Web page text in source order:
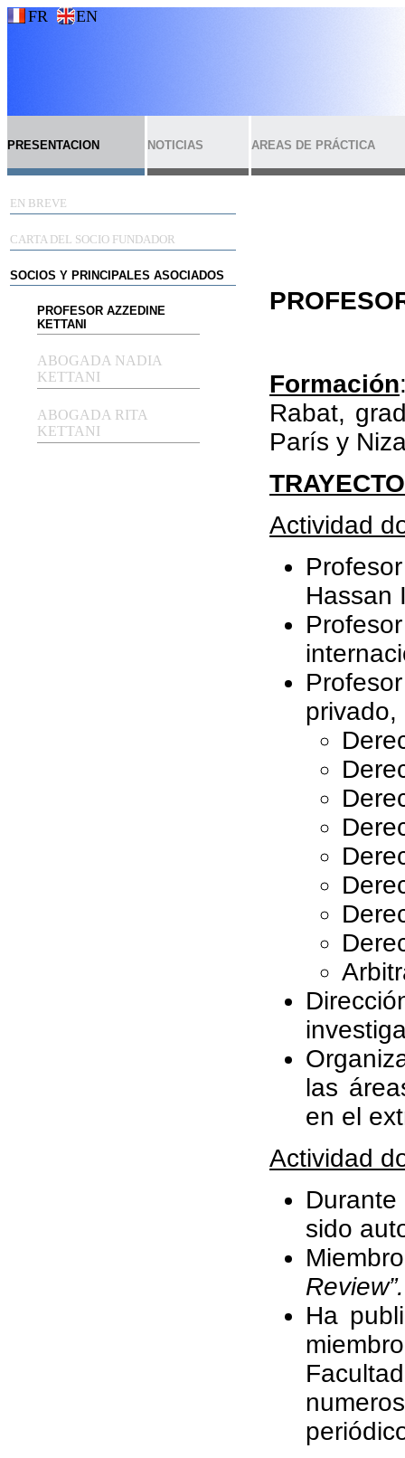
FR EN
PRESENTACION NOTICIAS AREAS DE PRÁCTICA
EN BREVE
CARTA DEL SOCIO FUNDADOR
SOCIOS Y PRINCIPALES ASOCIADOS
PROFESOR AZZEDINE
KETTANI
ABOGADA NADIA
KETTANI
ABOGADA RITA
KETTANI
Formación
Rabat,
París y
Actividad
Hassan
privado,
las
en el
Actividad
sido
Review”.
Ha